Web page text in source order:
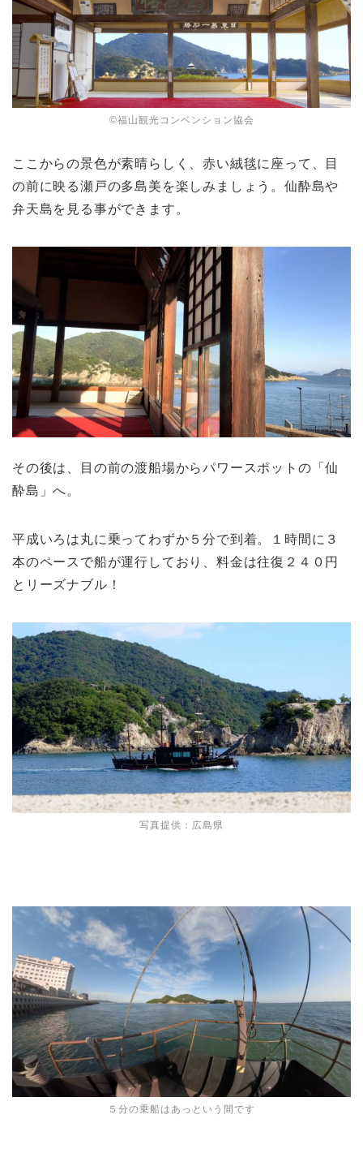
©︎福山観光コンベンション協会
ここからの景色が素晴らしく、赤い絨毯に座って、目
の前に映る瀬戸の多島美を楽しみましょう。仙酔島や
弁天島を見る事ができます。
その後は、目の前の渡船場からパワースポットの「仙
酔島」へ。
平成いろは丸に乗ってわずか５分で到着。１時間に３
本のペースで船が運行しており、料金は往復２４０円
とリーズナブル！
写真提供：広島県
５分の乗船はあっという間です